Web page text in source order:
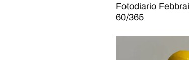
Fotodiario
60/365